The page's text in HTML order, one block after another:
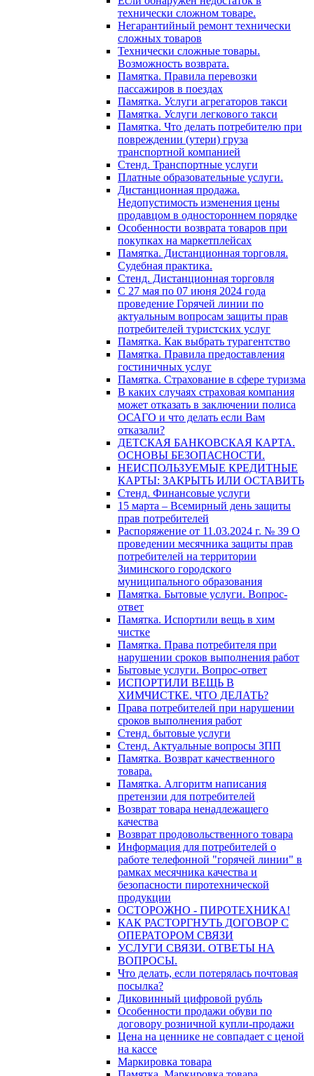
технически сложном товаре.
Негарантийный ремонт технически
сложных товаров
Технически сложные товары.
Возможность возврата.
Памятка. Правила перевозки
пассажиров в поездах
Памятка. Услуги агрегаторов такси
Памятка. Услуги легкового такси
Памятка. Что делать потребителю при
повреждении (утери) груза
транспортной компанией
Стенд. Транспортные услуги
Платные образовательные услуги.
Дистанционная продажа.
Недопустимость изменения цены
продавцом в одностороннем порядке
Особенности возврата товаров при
покупках на маркетплейсах
Памятка. Дистанционная торговля.
Судебная практика.
Стенд. Дистанционная торговля
C 27 мая по 07 июня 2024 года
проведение Горячей линии по
актуальным вопросам защиты прав
потребителей туристских услуг
Памятка. Как выбрать турагентство
Памятка. Правила предоставления
гостиничных услуг
Памятка. Страхование в сфере туризма
В каких случаях страховая компания
может отказать в заключении полиса
ОСАГО и что делать если Вам
отказали?
ДЕТСКАЯ БАНКОВСКАЯ КАРТА.
ОСНОВЫ БЕЗОПАСНОСТИ.
НЕИСПОЛЬЗУЕМЫЕ КРЕДИТНЫЕ
КАРТЫ: ЗАКРЫТЬ ИЛИ ОСТАВИТЬ
Стенд. Финансовые услуги
15 марта – Всемирный день защиты
прав потребителей
Распоряжение от 11.03.2024 г. № 39 О
проведении месячника защиты прав
потребителей на территории
Зиминского городского
муниципального образования
Памятка. Бытовые услуги. Вопрос-
ответ
Памятка. Испортили вещь в хим
чистке
Памятка. Права потребителя при
нарушении сроков выполнения работ
Бытовые услуги. Вопрос-ответ
ИСПОРТИЛИ ВЕЩЬ В
ХИМЧИСТКЕ. ЧТО ДЕЛАТЬ?
Права потребителей при нарушении
сроков выполнения работ
Стенд. бытовые услуги
Стенд. Актуальные вопросы ЗПП
Памятка. Возврат качественного
товара.
Памятка. Алгоритм написания
претензии для потребителей
Возврат товара ненадлежащего
качества
Возврат продовольственного товара
Информация для потребителей о
работе телефонной "горячей линии" в
рамках месячника качества и
безопасности пиротехнической
продукции
ОСТОРОЖНО - ПИРОТЕХНИКА!
КАК РАСТОРГНУТЬ ДОГОВОР С
ОПЕРАТОРОМ СВЯЗИ
УСЛУГИ СВЯЗИ. ОТВЕТЫ НА
ВОПРОСЫ.
Что делать, если потерялась почтовая
посылка?
Диковинный цифровой рубль
Особенности продажи обуви по
договору розничной купли-продажи
Цена на ценнике не совпадает с ценой
на кассе
Маркировка товара